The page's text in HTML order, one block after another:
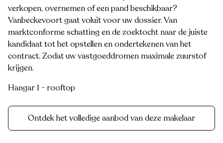
verkopen, overnemen of een pand beschikbaar?
Vanbeckevoort gaat voluit voor uw dossier. Van
marktconforme schatting en de zoektocht naar de juiste
kandidaat tot het opstellen en ondertekenen van het
contract. Zodat uw vastgoeddromen maximale zuurstof
krijgen.
Hangar 1 - rooftop
Ontdek het volledige aanbod van deze makelaar